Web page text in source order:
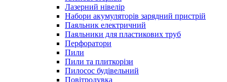
Лазерний нівелір
Набори акумуляторів зарядний пристрій
Паяльник електричний
Паяльники для пластикових труб
Перфоратори
Пили
Пили та плиткорізи
Пилосос будівельний
Повітродувка